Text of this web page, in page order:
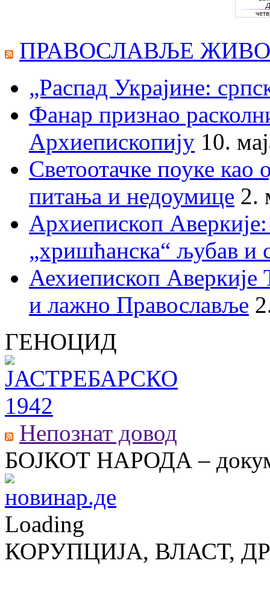
ПРАВОСЛАВЉЕ
„Распад Украјине:
Фанар признао
Архиепископију 10.
Светоотачке поуке као
питања и недоумице 2.
Архиепископ
„хришћанска“ љубав и
Аехиепископ
и лажно Православље
ГЕНОЦИД
Непознат довод
БОЈКОТ НАРОДА –
Loading
КОРУПЦИЈА, ВЛАСТ,